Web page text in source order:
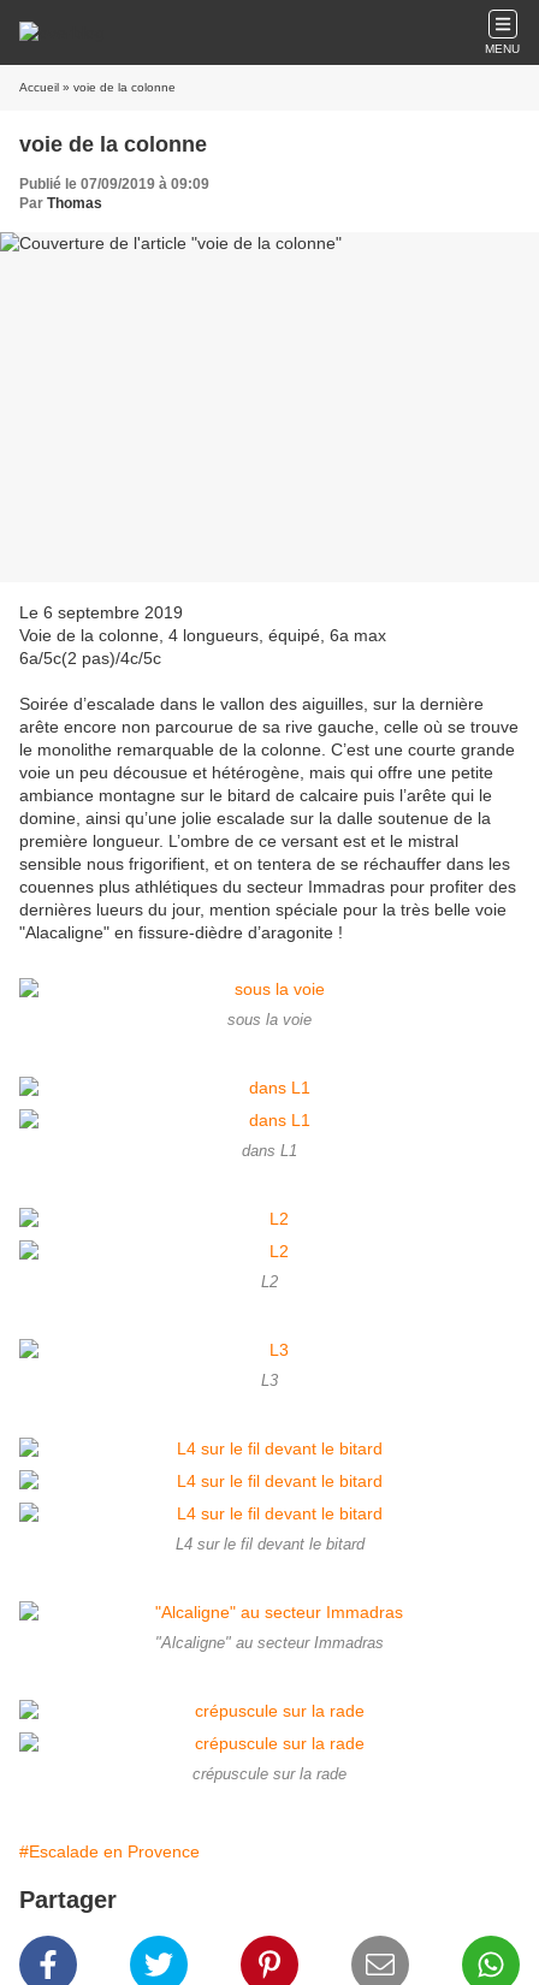
MENU
Accueil » voie de la colonne
voie de la colonne
Publié le 07/09/2019 à 09:09
Par Thomas
Le 6 septembre 2019
Voie de la colonne, 4 longueurs, équipé, 6a max
6a/5c(2 pas)/4c/5c
Soirée d’escalade dans le vallon des aiguilles, sur la dernière
arête encore non parcourue de sa rive gauche, celle où se trouve
le monolithe remarquable de la colonne. C’est une courte grande
voie un peu décousue et hétérogène, mais qui offre une petite
ambiance montagne sur le bitard de calcaire puis l’arête qui le
domine, ainsi qu’une jolie escalade sur la dalle soutenue de la
première longueur. L’ombre de ce versant est et le mistral
sensible nous frigorifient, et on tentera de se réchauffer dans les
couennes plus athlétiques du secteur Immadras pour profiter des
dernières lueurs du jour, mention spéciale pour la très belle voie
"Alacaligne" en fissure-dièdre d’aragonite !
sous la voie
dans L1
L2
L3
L4 sur le fil devant le bitard
"Alcaligne" au secteur Immadras
crépuscule sur la rade
#Escalade en Provence
Partager